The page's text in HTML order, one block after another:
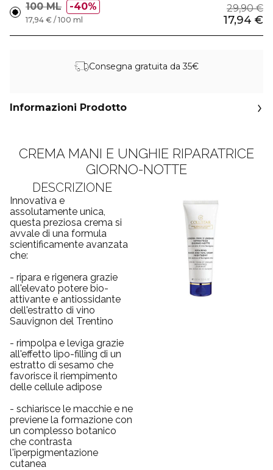
100 ML 40% 29,90 €
17,94 €
17,94 € / 100 ml
Consegna gratuita da 35€
Informazioni Prodotto
CREMA MANI E UNGHIE RIPARATRICE
GIORNO-NOTTE
DESCRIZIONE
Innovativa e
assolutamente unica,
questa preziosa crema si
avvale di una formula
scientificamente avanzata
che:
- ripara e rigenera grazie
all'elevato potere bio-
attivante e antiossidante
dell'estratto di vino
Sauvignon del Trentino
- rimpolpa e leviga grazie
all'effetto lipo-filling di un
estratto di sesamo che
favorisce il riempimento
delle cellule adipose
- schiarisce le macchie e ne
previene la formazione con
un complesso botanico
che contrasta
l'iperpigmentazione
cutanea